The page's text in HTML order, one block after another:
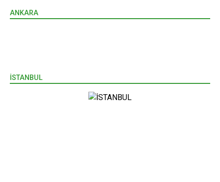
ANKARA
İSTANBUL